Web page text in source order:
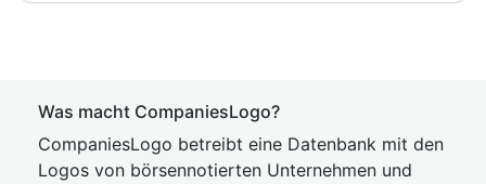
Was macht CompaniesLogo?
CompaniesLogo betreibt eine Datenbank mit den
Logos von börsennotierten Unternehmen und